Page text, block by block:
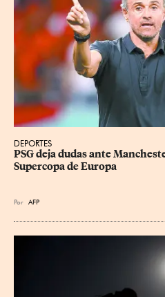
DEPORTES
PSG deja dudas ante
Supercopa de Europa
Por AFP